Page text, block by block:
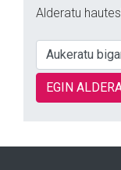
Alderatu
EGIN